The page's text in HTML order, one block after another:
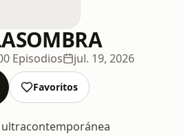
Episodios jul. 19, 2026
Favoritos